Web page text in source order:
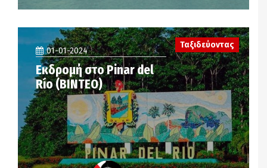
01-01-2024
Εκδρομή στο Pinar del
Río (ΒΙΝΤΕΟ)
Ταξιδεύοντας